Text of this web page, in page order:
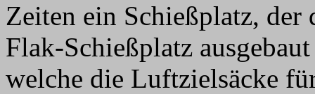
Zeiten ein Schießplatz, der
Flak-Schießplatz
welche die Luftzielsäcke